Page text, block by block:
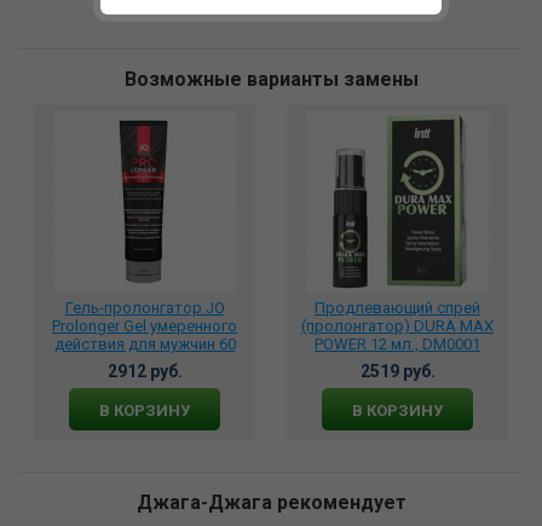
Возможные варианты замены
Гель-пролонгатор JO
Prolonger Gel умеренного
действия для мужчин 60
мл., JO42031
2912 руб.
В КОРЗИНУ
Продлевающий спрей
(пролонгатор) DURA MAX
POWER 12 мл., DM0001
2519 руб.
В КОРЗИНУ
Джага-Джага рекомендует